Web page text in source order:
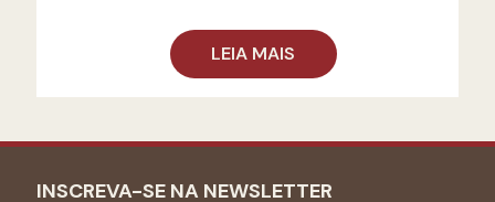
LEIA MAIS
INSCREVA-SE NA NEWSLETTER